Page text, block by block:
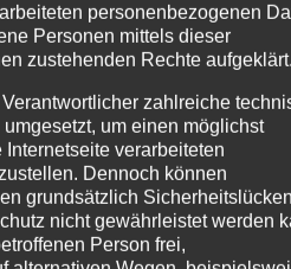
personenbezogenen
Personen mittels dieser
zustehenden Rechte aufgeklärt.
zahlreiche
um einen möglichst
verarbeiteten
Dennoch können
grundsätzlich Sicherheitslücken
nicht gewährleistet werden
Person frei,